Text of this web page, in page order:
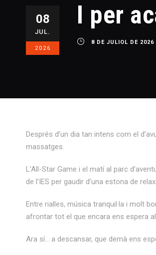
08
JUL.
2026
I per
8 DE JULIOL DE 2026
Després d’un dia tan intens com el
massatges.
L’All-Star Game i el matí al parc
de l’IES per gaudir d’una estona de
Entre rialles, música tranquil·la i molt
afrontar tot el que encara ens espera
Ara sí… a descansar, que demà ens